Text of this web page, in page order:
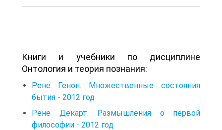
Книги и учебники по дисциплине
Онтология и теория познания:
Рене Генон. Множественные состояния
бытия - 2012 год
Рене Декарт. Размышления о первой
философии - 2012 год